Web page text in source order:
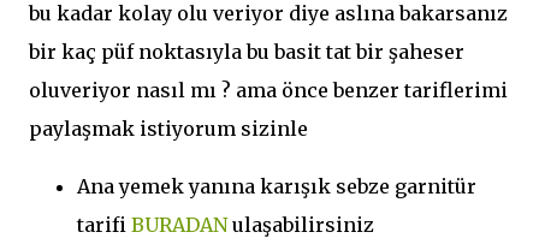
bu kadar kolay olu veriyor diye aslına bakarsanız
bir kaç püf noktasıyla bu basit tat bir şaheser
oluveriyor nasıl mı ? ama önce benzer tariflerimi
paylaşmak istiyorum sizinle
Ana yemek yanına karışık sebze garnitür
tarifi BURADANulaşabilirsiniz